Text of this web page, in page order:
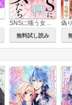
SNSに嗤う女たち
無料試し読み